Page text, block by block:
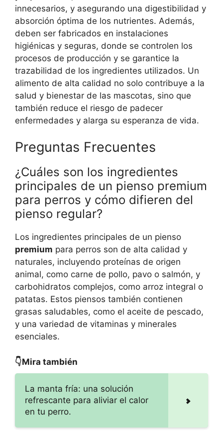
innecesarios, y asegurando una digestibilidad y
absorción óptima de los nutrientes. Además,
deben ser fabricados en instalaciones
higiénicas y seguras, donde se controlen los
procesos de producción y se garantice la
trazabilidad de los ingredientes utilizados. Un
alimento de alta calidad no solo contribuye a la
salud y bienestar de las mascotas, sino que
también reduce el riesgo de padecer
enfermedades y alarga su esperanza de vida.
Preguntas Frecuentes
¿Cuáles son los ingredientes
principales de un pienso premium
para perros y cómo difieren del
pienso regular?
Los ingredientes principales de un pienso
premium para perros son de alta calidad y
naturales, incluyendo proteínas de origen
animal, como carne de pollo, pavo o salmón, y
carbohidratos complejos, como arroz integral o
patatas. Estos piensos también contienen
grasas saludables, como el aceite de pescado,
y una variedad de vitaminas y minerales
esenciales.
👇Mira también
La manta fría: una solución
refrescante para aliviar el calor
en tu perro.